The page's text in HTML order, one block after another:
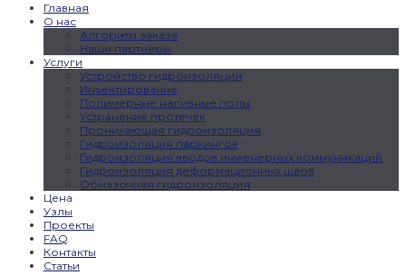
Главная
О нас
Алгоритм заказа
Наши партнеры
Услуги
Устройство гидроизоляции
Инъектирование
Полимерные наливные полы
Устранение протечек
Проникающая гидроизоляция
Гидроизоляция паркингов
Гидроизоляция вводов инженерных коммуникаций
Гидроизоляция деформационных швов
Обмазочная гидроизоляция
Цена
Узлы
Проекты
FAQ
Контакты
Статьи